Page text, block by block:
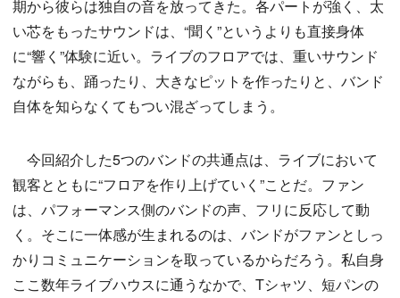
期から彼らは独自の音を放ってきた。各パートが強く、太
い芯をもったサウンドは、“聞く”というよりも直接身体
に“響く”体験に近い。ライブのフロアでは、重いサウンド
ながらも、踊ったり、大きなピットを作ったりと、バンド
自体を知らなくてもつい混ざってしまう。
今回紹介した5つのバンドの共通点は、ライブにおいて
観客とともに“フロアを作り上げていく”ことだ。ファン
は、パフォーマンス側のバンドの声、フリに反応して動
く。そこに一体感が生まれるのは、バンドがファンとしっ
かりコミュニケーションを取っているからだろう。私自身
ここ数年ライブハウスに通うなかで、Tシャツ、短パンの